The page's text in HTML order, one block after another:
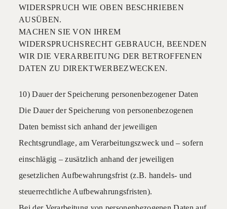
WIDERSPRUCH WIE OBEN BESCHRIEBEN
AUSÜBEN.
MACHEN SIE VON IHREM
WIDERSPRUCHSRECHT GEBRAUCH, BEENDEN
WIR DIE VERARBEITUNG DER BETROFFENEN
DATEN ZU DIREKTWERBEZWECKEN.
10) Dauer der Speicherung personenbezogener Daten
Die Dauer der Speicherung von personenbezogenen
Daten bemisst sich anhand der jeweiligen
Rechtsgrundlage, am Verarbeitungszweck und – sofern
einschlägig – zusätzlich anhand der jeweiligen
gesetzlichen Aufbewahrungsfrist (z.B. handels- und
steuerrechtliche Aufbewahrungsfristen).